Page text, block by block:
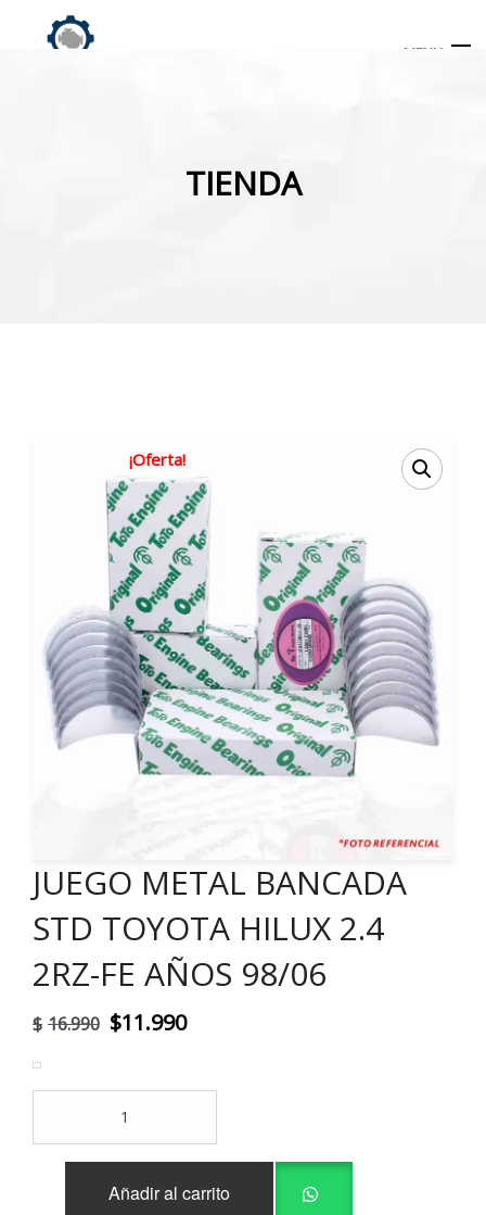
MENU
TIENDA
¡Oferta!
JUEGO METAL BANCADA
STD TOYOTA HILUX 2.4
2RZ-FE AÑOS 98/06
$ 16.990 El
original
era:
$16.990.
$11.990El
actual
$11.990.
BANCADA
Añadir al carrito